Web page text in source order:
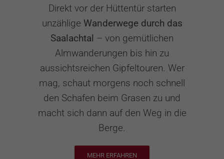
Direkt vor der Hüttentür starten
unzählige Wanderwege durch das
Saalachtal – von gemütlichen
Almwanderungen bis hin zu
aussichtsreichen Gipfeltouren. Wer
mag, schaut morgens noch schnell
den Schafen beim Grasen zu und
macht sich dann auf den Weg in die
Berge.
MEHR ERFAHREN